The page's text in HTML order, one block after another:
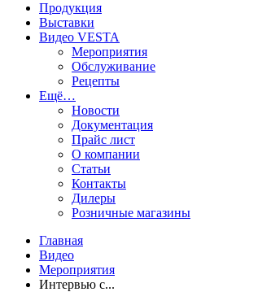
Продукция
Выставки
Видео VESTA
Мероприятия
Обслуживание
Рецепты
Ещё…
Новости
Документация
Прайс лист
О компании
Статьи
Контакты
Дилеры
Розничные магазины
Главная
Видео
Мероприятия
Интервью с...